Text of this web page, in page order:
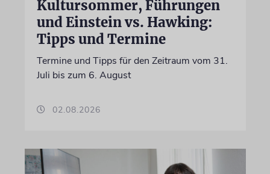
Kultursommer, Führungen
und Einstein vs. Hawking:
Tipps und Termine
Termine und Tipps für den Zeitraum vom 31.
Juli bis zum 6. August
02.08.2026